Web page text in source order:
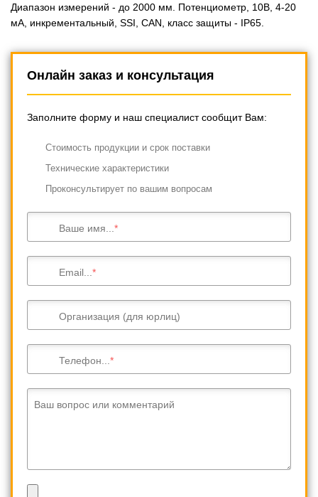
Диапазон измерений - до 2000 мм. Потенциометр, 10В, 4-20
мА, инкрементальный, SSI, CAN, класс защиты - IP65.
Онлайн заказ и консультация
Заполните форму и наш специалист сообщит Вам:
Cтоимость продукции и срок поставки
Технические характеристики
Проконсультирует по вашим вопросам
Ваше имя...
Email...
Организация (для юрлиц)
Телефон...
Ваш вопрос или комментарий